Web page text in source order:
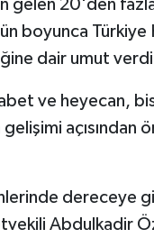
gelen 20'den
boyunca Türkiye
dair umut
ve heyecan,
açısından
dereceye
Abdulkadir